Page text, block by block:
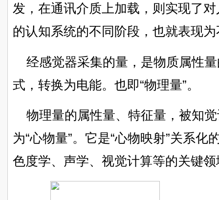
发，在通讯介质上加载，则实现了
的认知系统的不同阶段，也就表现
经感觉器采集的量，是物质属性
式，转换为电能。也即“物理量”。
物理量的属性量、特征量，被知
为“心物量”。它是“心物映射”关系
色度学、声学、视觉计算等的关键